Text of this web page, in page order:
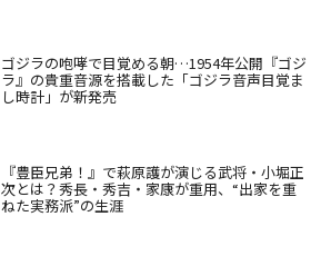
ゴジラの咆哮で目覚める朝…1954年公開『ゴジ
ラ』の貴重音源を搭載した「ゴジラ音声目覚ま
し時計」が新発売
『豊臣兄弟！』で萩原護が演じる武将・小堀正
次とは？秀長・秀吉・家康が重用、“出家を重
ねた実務派”の生涯